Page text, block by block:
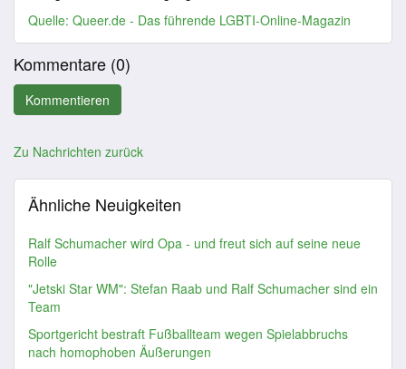
Quelle: Queer.de - Das führende LGBTI-Online-Magazin
Kommentare (0)
Zu Nachrichten zurück
Ähnliche Neuigkeiten
Ralf Schumacher wird Opa - und freut sich auf seine neue
Rolle
"Jetski Star WM": Stefan Raab und Ralf Schumacher sind ein
Team
Sportgericht bestraft Fußballteam wegen Spielabbruchs
nach homophoben Äußerungen